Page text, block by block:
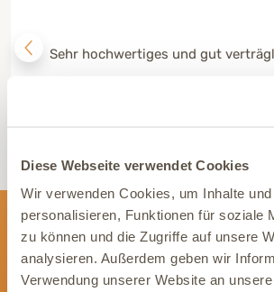
Diese Webseite verwendet Cookies
Wir verwenden Cookies, um Inhalte
personalisieren, Funktionen für soziale
zu können und die Zugriffe auf unsere
analysieren. Außerdem geben wir
Verwendung unserer Website an
Sehr hochwertiges und gut
Newsletter
Wir informieren Dich gerne mit